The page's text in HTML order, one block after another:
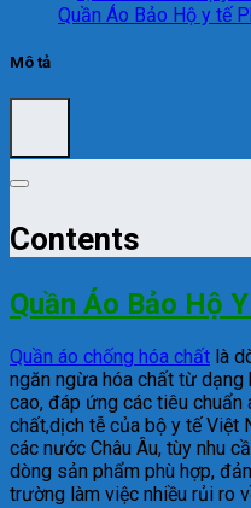
Quần Áo Bảo Hộ y tế
Mô tả
Contents
Quần Áo Bảo Hộ
Quần áo chống hóa chất là
ngăn ngừa hóa chất từ
cao, đáp ứng các tiêu chuẩn
chất,dịch tễ của bộ y tế Việt
các nước Châu Âu, tùy nhu
dòng sản phẩm phù hợp,
trường làm việc nhiều rủi ro